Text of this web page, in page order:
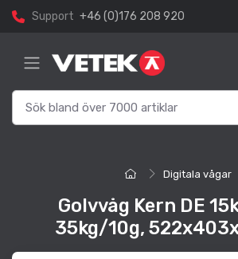
Support +46 (0)176 208 920
Digitala vågar
Golvvåg Kern DE
35kg/10g,